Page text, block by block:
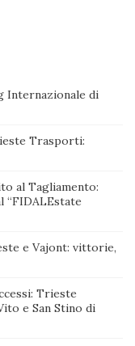
Internazionale di
Trasporti:
al Tagliamento:
e Vajont: vittorie,
Trieste
e San Stino di